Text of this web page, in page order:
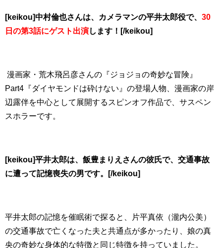
[keikou]中村倫也さんは、カメラマンの平井太郎役で、 30
日の第3話にゲスト出演します！[/keikou]
漫画家・荒木飛呂彦さんの『ジョジョの奇妙な冒険』
Part4『ダイヤモンドは砕けない』の登場人物、漫画家の岸
辺露伴を中心として展開するスピンオフ作品で、サスペン
スホラーです。
[keikou]平井太郎は、飯豊まりえさんの彼氏で、交通事故
に遭って記憶喪失の男です。[/keikou]
平井太郎の記憶を催眠術で探ると、片平真依（瀧内公美）
の交通事故で亡くなった夫と共通点が多かったり、娘の真
央の奇妙な身体的な特徴と同じ特徴を持っていました。